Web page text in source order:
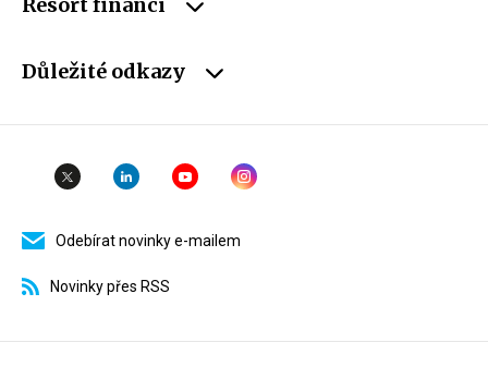
Resort financí
Důležité odkazy
Odebírat novinky e-mailem
Novinky přes RSS